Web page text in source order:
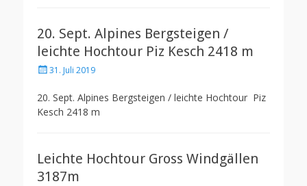
20. Sept. Alpines Bergsteigen /
leichte Hochtour Piz Kesch 2418 m
Posted31. Juli 2019
20. Sept. Alpines Bergsteigen / leichte Hochtour Piz
Kesch 2418 m
Leichte Hochtour Gross Windgällen
3187m